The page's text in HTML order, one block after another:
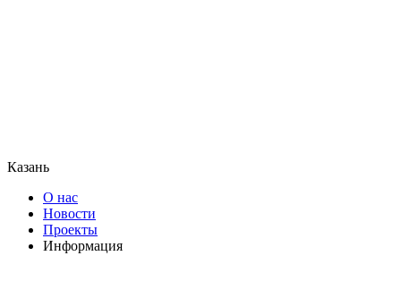
Казань
О нас
Новости
Проекты
Информация